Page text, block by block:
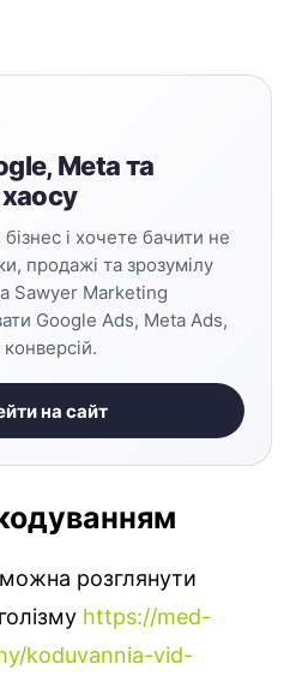
Meta та
і хочете бачити не
продажі та зрозумілу
Sawyer Marketing
Google Ads, Meta Ads,
на сайт
можна розглянути
https://med-
koduvannia-vid-